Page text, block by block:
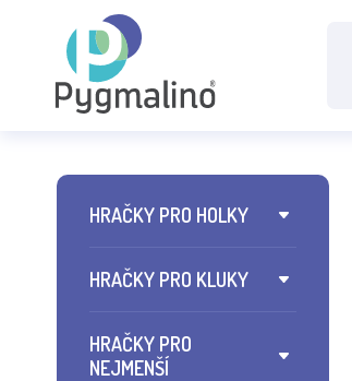
HRAČKY PRO HOLKY
HRAČKY PRO KLUKY
HRAČKY PRO
NEJMENŠÍ